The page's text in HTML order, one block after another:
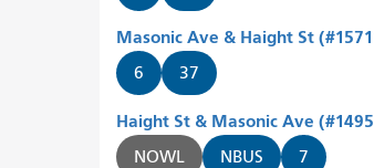
Masonic Ave & Haight St
6 37
Haight St & Masonic Ave
NOWL NBUS 7